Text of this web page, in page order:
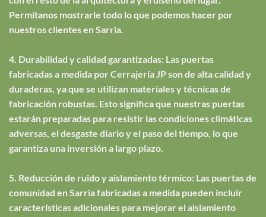
Permítanos mostrarle todo lo que podemos hacer por
nuestros clientes en Sarria.
4. Durabilidad y calidad garantizadas: Las puertas
fabricadas a medida por Cerrajería JP son de alta calidad y
duraderas, ya que se utilizan materiales y técnicas de
fabricación robustas. Esto significa que nuestras puertas
estarán preparadas para resistir las condiciones climáticas
adversas, el desgaste diario y el paso del tiempo, lo que
garantiza una inversión a largo plazo.
5. Reducción de ruido y aislamiento térmico: Las puertas de
comunidad en Sarria fabricadas a medida pueden incluir
características adicionales para mejorar el aislamiento